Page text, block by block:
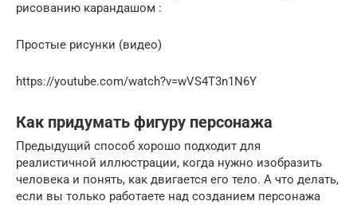
рисованию карандашом :
Простые рисунки (видео)
https://youtube.com/watch?v=wVS4T3n1N6Y
Как придумать фигуру персонажа
Предыдущий способ хорошо подходит для
реалистичной иллюстрации, когда нужно изобразить
человека и понять, как двигается его тело. А что делать,
если вы только работаете над созданием персонажа